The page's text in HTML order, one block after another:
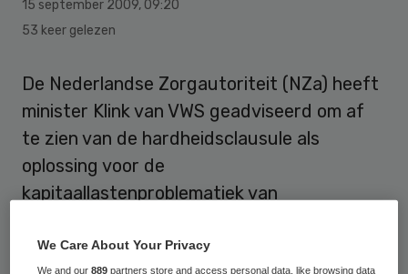
15 september 2009, 09:20
53 keer gelezen
De Nederlandse Zorgautoriteit (NZa) heeft
minister Klink van VWS geadviseerd om af
te zien van de hardheidsclausule als
oplossing voor de
kapitaallastenproblematiek van
NZa voor om de overgangsregeling
We Care About Your Privacy
We and our889 partners store and access personal data, like browsing data